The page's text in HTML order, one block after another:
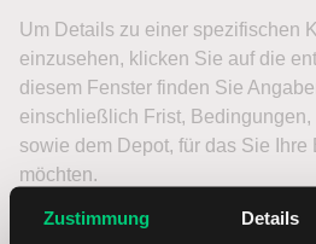
Zustimmung Details
Um Details zu einer spezifischen
einzusehen, klicken Sie auf die
diesem Fenster finden Sie
einschließlich Frist, Bedingungen,
sowie dem Depot, für das Sie Ihre
möchten.
Für die meisten